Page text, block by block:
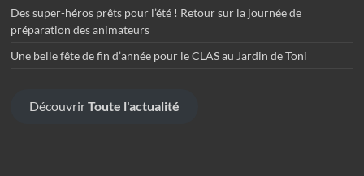
Des super-héros prêts pour l’été ! Retour sur la journée de
préparation des animateurs
Une belle fête de fin d’année pour le CLAS au Jardin de Toni
DécouvrirToute l'actualité